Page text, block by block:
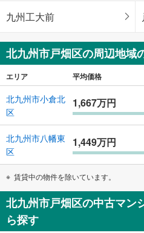
九州工大前
北九州市戸畑区の周辺地域
エリア 平均価格
北九州市小倉北
区
1,667万円
北九州市八幡東
区
1,449万円
賃貸中の物件を除いています。
北九州市戸畑区の中古マン
ら探す